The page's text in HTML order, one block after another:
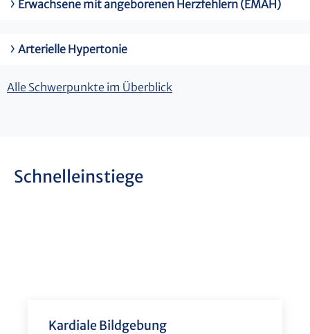
Erwachsene mit angeborenen Herzfehlern (EMAH)
Arterielle Hypertonie
Alle Schwerpunkte im Überblick
Schnelleinstiege
Kardiale Bildgebung